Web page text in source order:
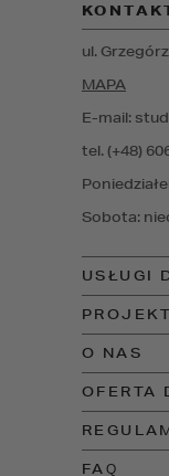
USŁUGI
O NAS
OFERTA
FAQ
Sobota:
E-mail:
tel. (+48)
ul.
MAPA